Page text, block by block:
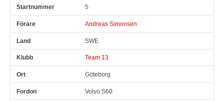
5
Andreas Simonsen
SWE
Team 13
Göteborg
Volvo S60